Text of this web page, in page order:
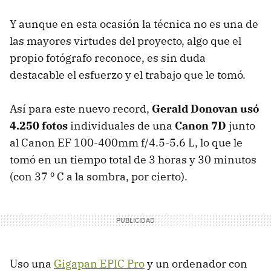
Y aunque en esta ocasión la técnica no es una de
las mayores virtudes del proyecto, algo que el
propio fotógrafo reconoce, es sin duda
destacable el esfuerzo y el trabajo que le tomó.
Así para este nuevo record, Gerald Donovan usó
4.250 fotos individuales de una Canon 7D junto
al Canon EF 100-400mm f/4.5-5.6 L, lo que le
tomó en un tiempo total de 3 horas y 30 minutos
(con 37 º C a la sombra, por cierto).
Uso una Gigapan EPIC Proy un ordenador con